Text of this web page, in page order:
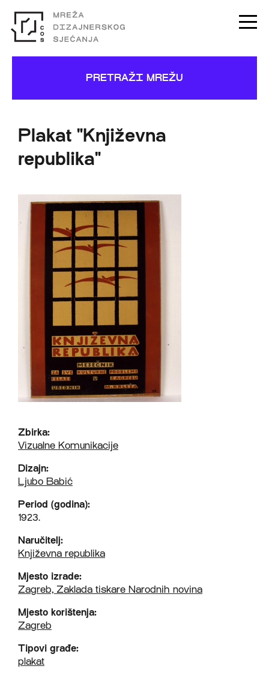
PRETRAŽI MREŽU
Plakat "Književna
republika"
Zbirka:
Vizualne Komunikacije
Dizajn:
Ljubo Babić
Period (godina):
1923.
Naručitelj:
Književna republika
Mjesto izrade:
Zagreb, Zaklada tiskare Narodnih novina
Mjesto korištenja:
Zagreb
Tipovi građe:
plakat